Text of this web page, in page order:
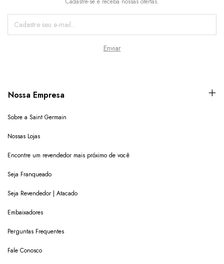
Nossa Empresa
Sobre a Saint Germain
Nossas Lojas
Encontre um revendedor mais próximo de você
Seja Franqueado
Seja Revendedor | Atacado
Embaixadores
Perguntas Frequentes
Fale Conosco